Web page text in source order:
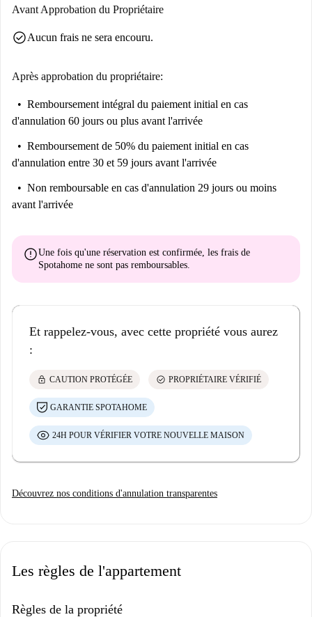
Avant Approbation du Propriétaire
check_circleAucun frais ne sera encouru.
Après approbation du propriétaire:
Remboursement intégral du paiement initial en cas
d'annulation 60 jours ou plus avant l'arrivée
Remboursement de 50% du paiement initial en cas
d'annulation entre 30 et 59 jours avant l'arrivée
Non remboursable en cas d'annulation 29 jours ou moins
avant l'arrivée
errorUne fois qu'une réservation est confirmée, les frais de
Spotahome ne sont pas remboursables
Et rappelez-vous, avec cette propriété vous aurez
:
lock CAUTION PROTÉGÉE check_circle PROPRIÉTAIRE VÉRIFIÉ
GARANTIE SPOTAHOME
24H POUR VÉRIFIER VOTRE NOUVELLE MAISON
Découvrez nos conditions d'annulation transparentes
Les règles de l'appartement
Règles de la propriété